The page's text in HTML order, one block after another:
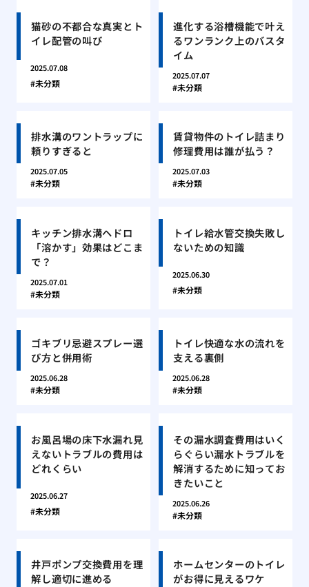
猫砂の不都合な真実とト
イレ配管の叫び
2025.07.08
未分類
進化する浴槽機能で叶え
るワンランク上のバスタ
イム
2025.07.07
未分類
排水溝のワントラップに
頼りすぎると
2025.07.05
未分類
賃貸物件のトイレ詰まり
修理費用は誰が払う？
2025.07.03
未分類
キッチン排水溝ヘドロ
「溶かす」効果はどこま
で？
2025.07.01
未分類
トイレ給水管交換失敗し
ないための知識
2025.06.30
未分類
ゴキブリ忌避スプレー選
び方と併用術
2025.06.28
未分類
トイレ快適な水の流れを
支える裏側
2025.06.28
未分類
お風呂場の床下水漏れ見
えないトラブルの費用は
どれくらい
2025.06.27
未分類
その漏水調査費用はいく
らぐらい漏水トラブルを
解消するために知ってお
きたいこと
2025.06.26
未分類
井戸ポンプ交換費用を理
解し適切に進める
ホームセンターのトイレ
がお得に見えるワケ